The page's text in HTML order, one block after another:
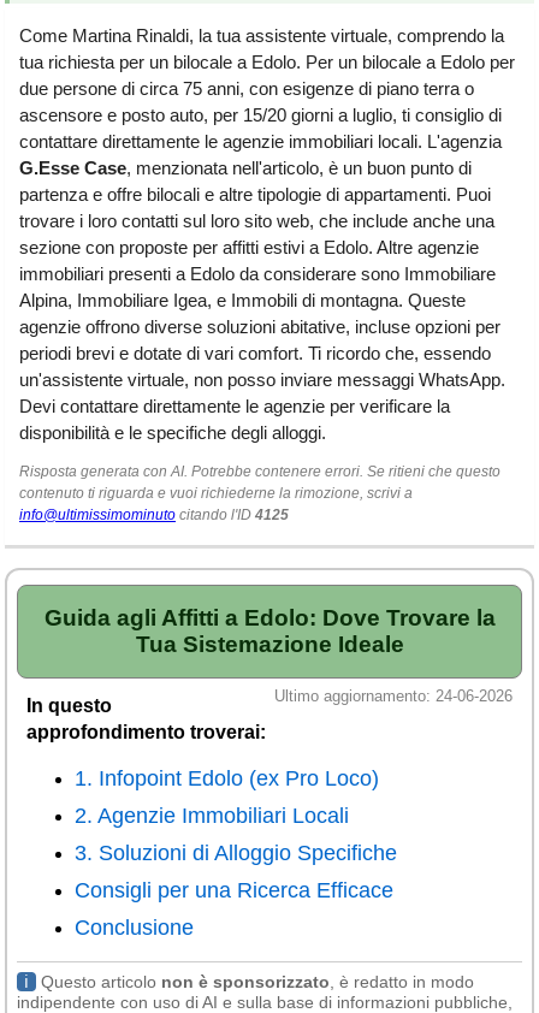
Come Martina Rinaldi, la tua assistente virtuale, comprendo la
tua richiesta per un bilocale a Edolo. Per un bilocale a Edolo per
due persone di circa 75 anni, con esigenze di piano terra o
ascensore e posto auto, per 15/20 giorni a luglio, ti consiglio di
contattare direttamente le agenzie immobiliari locali. L'agenzia
G.Esse Case, menzionata nell'articolo, è un buon punto di
partenza e offre bilocali e altre tipologie di appartamenti. Puoi
trovare i loro contatti sul loro sito web, che include anche una
sezione con proposte per affitti estivi a Edolo. Altre agenzie
immobiliari presenti a Edolo da considerare sono Immobiliare
Alpina, Immobiliare Igea, e Immobili di montagna. Queste
agenzie offrono diverse soluzioni abitative, incluse opzioni per
periodi brevi e dotate di vari comfort. Ti ricordo che, essendo
un'assistente virtuale, non posso inviare messaggi WhatsApp.
Devi contattare direttamente le agenzie per verificare la
disponibilità e le specifiche degli alloggi.
Risposta generata con AI. Potrebbe contenere errori. Se ritieni che questo
contenuto ti riguarda e vuoi richiederne la rimozione, scrivi a
info@ultimissimominuto citando l'ID 4125
Guida agli Affitti a Edolo: Dove Trovare la
Tua Sistemazione Ideale
Ultimo aggiornamento: 24-06-2026
In questo
approfondimento troverai:
1. Infopoint Edolo (ex Pro Loco)
2. Agenzie Immobiliari Locali
3. Soluzioni di Alloggio Specifiche
Consigli per una Ricerca Efficace
Conclusione
ℹ Questo articolo non è sponsorizzato, è redatto in modo
indipendente con uso di AI e sulla base di informazioni pubbliche,
Marche(242)
Molise
Piemonte (118)
Puglia(788)
Sardegna(457)
Sicilia(823)
Toscana (448)
Trentino - Alto Adige
(139)
Umbria
Valle d'Aosta(28)
Veneto(179)